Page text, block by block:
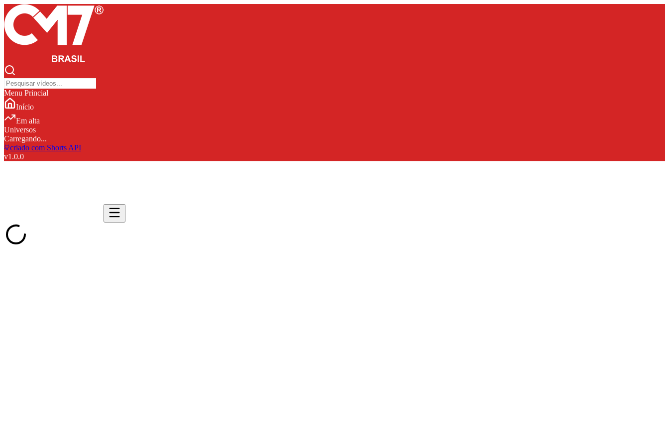
Menu Princial
Início
Em alta
Universos
Carregando...
criado com Shorts API
v1.0.0